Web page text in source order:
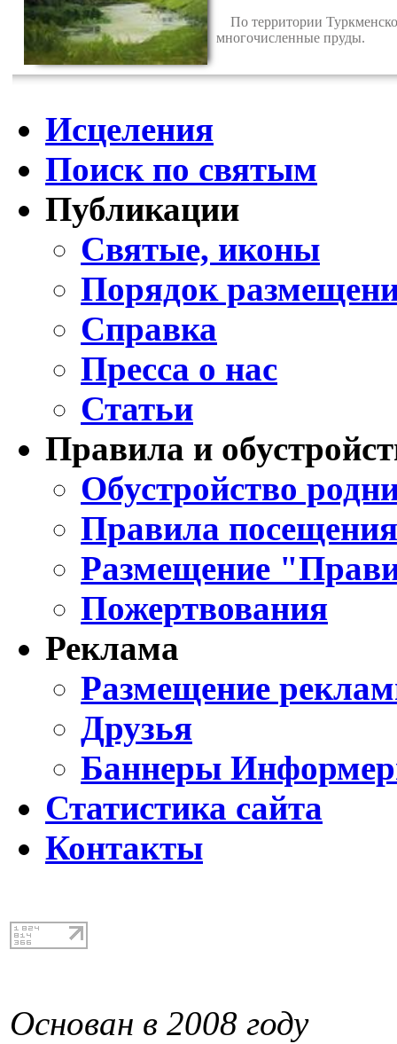
По территории
многочисленные пруды.
Исцеления
Поиск по святым
Публикации
Святые, иконы
Порядок
Справка
Пресса о нас
Статьи
Правила и
Обустройство
Правила
Размещение
Пожертвования
Реклама
Размещение
Друзья
Баннеры
Статистика сайта
Контакты
Основан в 2008 году